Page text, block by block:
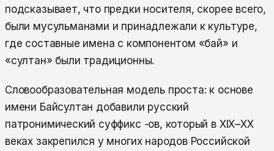
подсказывает, что предки носителя, скорее всего,
были мусульманами и принадлежали к культуре,
где составные имена с компонентом «бай» и
«султан» были традиционны.
Словообразовательная модель проста: к основе
имени Байсултан добавили русский
патронимический суффикс -ов, который в XIX–XX
веках закрепился у многих народов Российской